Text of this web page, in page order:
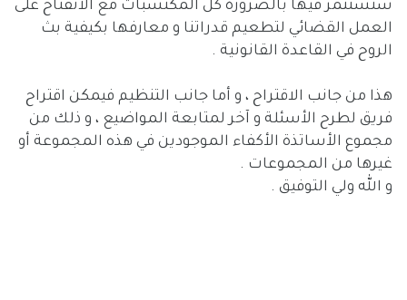
سنستثمر فيها بالضرورة كل المكتسبات مع الانفتاح على
العمل القضائي لتطعيم قدراتنا و معارفها بكيفية بث
الروح في القاعدة القانونية .
هذا من جانب الاقتراح ، و أما جانب التنظيم فيمكن اقتراح
فريق لطرح الأسئلة و آخر لمتابعة المواضيع ، و ذلك من
مجموع الأساتذة الأكفاء الموجودين في هذه المجموعة أو
غيرها من المجموعات .
و الله ولي التوفيق .